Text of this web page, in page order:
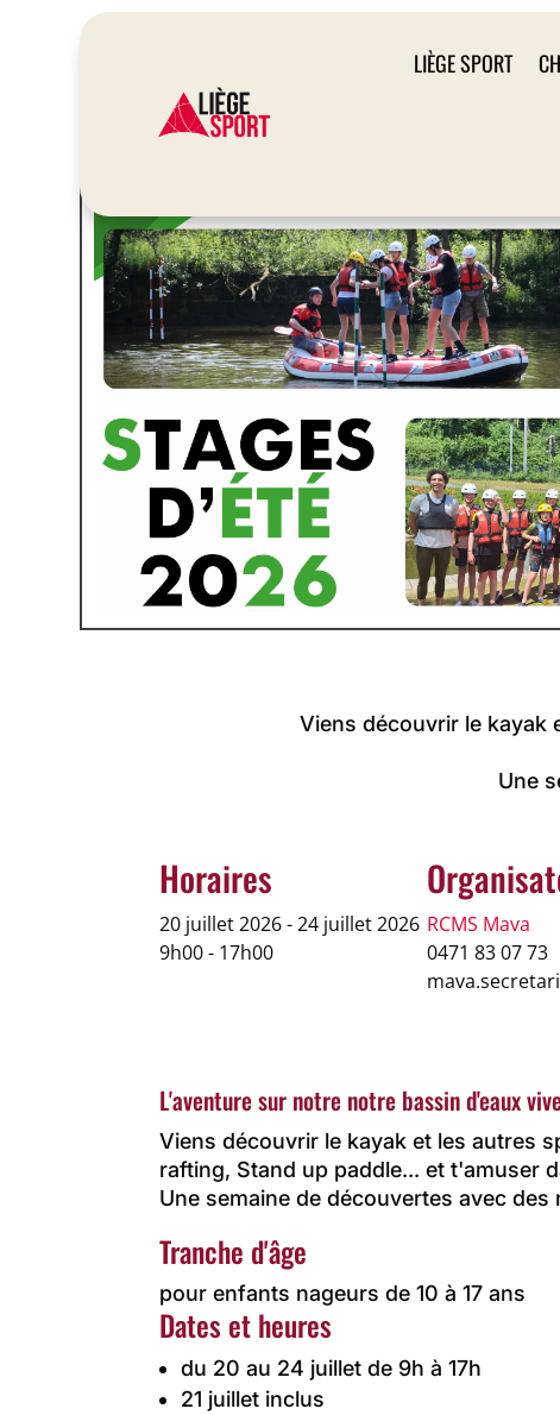
LIÈGE SPORT
Viens découvrir le kayak
Une
Horaires
20 juillet 2026 - 24 juillet 2026
9h00 - 17h00
RCMS Mava
0471 83 07 73
L'aventure sur notre notre bassin d'eaux
Viens découvrir le kayak et les autres
rafting, Stand up paddle... et t'amuser
Une semaine de découvertes avec
Tranche d'âge
pour enfants nageurs de 10 à 17 ans
Dates et heures
du 20 au 24 juillet de 9h à 17h
21 juillet inclus